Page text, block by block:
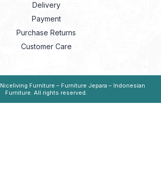
Delivery
Payment
Purchase Returns
Customer Care
Niceliving Furniture – Furniture Jepara – Indonesian
Furniture. All rights reserved.